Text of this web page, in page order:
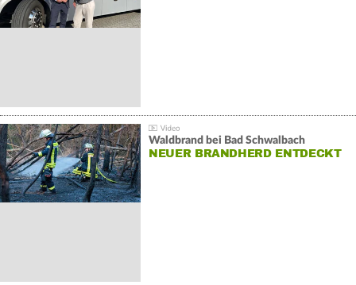
Waldbrand bei Bad Schwalbach
NEUER BRANDHERD ENTDECKT